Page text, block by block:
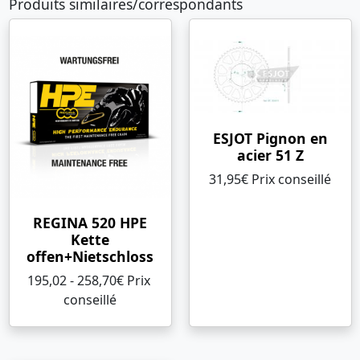
REGINA 520 HPE
Kette
offen+Nietschloss
195,02 - 258,70€ Prix ​​
conseillé
ESJOT Pignon en
acier 51 Z
31,95€ Prix ​​conseillé